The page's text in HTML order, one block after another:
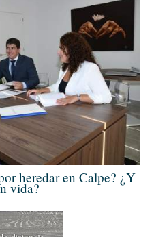
heredar en Calpe? ¿Y
vida?